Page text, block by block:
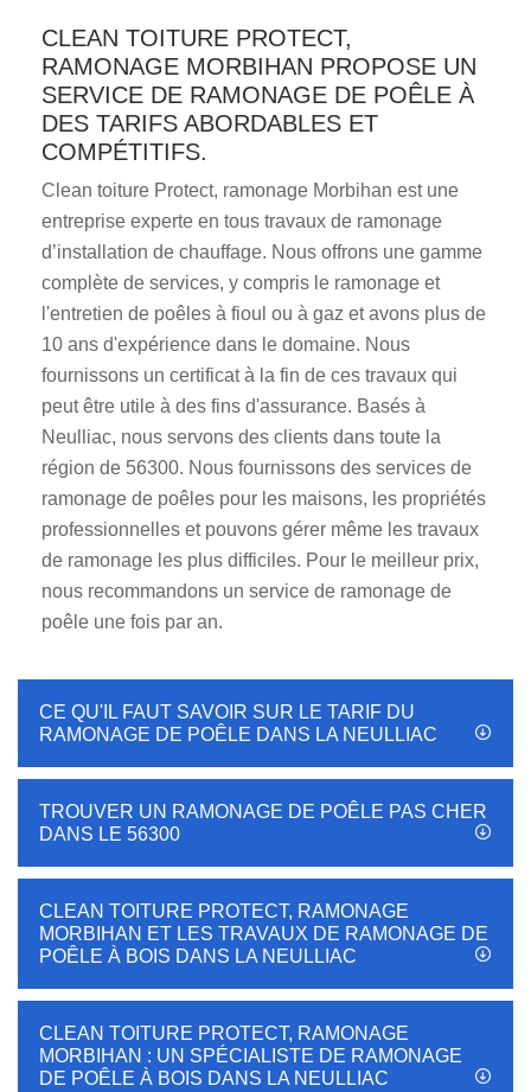
CLEAN TOITURE PROTECT,
RAMONAGE MORBIHAN PROPOSE UN
SERVICE DE RAMONAGE DE POÊLE À
DES TARIFS ABORDABLES ET
COMPÉTITIFS.
Clean toiture Protect, ramonage Morbihan est une
entreprise experte en tous travaux de ramonage
d’installation de chauffage. Nous offrons une gamme
complète de services, y compris le ramonage et
l'entretien de poêles à fioul ou à gaz et avons plus de
10 ans d'expérience dans le domaine. Nous
fournissons un certificat à la fin de ces travaux qui
peut être utile à des fins d'assurance. Basés à
Neulliac, nous servons des clients dans toute la
région de 56300. Nous fournissons des services de
ramonage de poêles pour les maisons, les propriétés
professionnelles et pouvons gérer même les travaux
de ramonage les plus difficiles. Pour le meilleur prix,
nous recommandons un service de ramonage de
poêle une fois par an.
CE QU'IL FAUT SAVOIR SUR LE TARIF DU
RAMONAGE DE POÊLE DANS LA NEULLIAC
TROUVER UN RAMONAGE DE POÊLE PAS CHER
DANS LE 56300
CLEAN TOITURE PROTECT, RAMONAGE
MORBIHAN ET LES TRAVAUX DE RAMONAGE DE
POÊLE À BOIS DANS LA NEULLIAC
CLEAN TOITURE PROTECT, RAMONAGE
MORBIHAN : UN SPÉCIALISTE DE RAMONAGE
DE POÊLE À BOIS DANS LA NEULLIAC